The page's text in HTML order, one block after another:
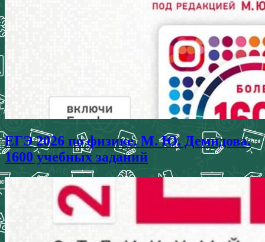
ЕГЭ 2026 по физике. М. Ю. Демидова.
1600 учебных заданий